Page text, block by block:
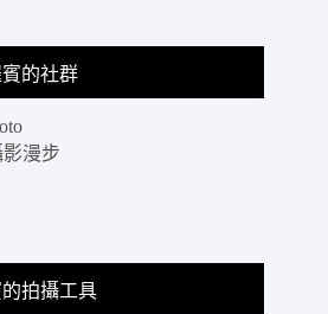
賓的社群
影漫步
拍攝工具